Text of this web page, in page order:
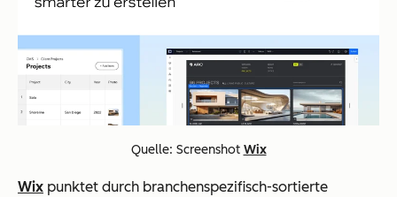
Quelle: Screenshot Wix
Wix punktet durch branchenspezifisch-sortierte